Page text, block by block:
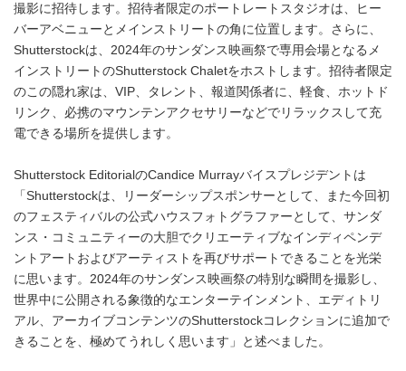
撮影に招待します。招待者限定のポートレートスタジオは、ヒー
バーアベニューとメインストリートの角に位置します。さらに、
Shutterstockは、2024年のサンダンス映画祭で専用会場となるメ
インストリートのShutterstock Chaletをホストします。招待者限定
のこの隠れ家は、VIP、タレント、報道関係者に、軽食、ホットド
リンク、必携のマウンテンアクセサリーなどでリラックスして充
電できる場所を提供します。
Shutterstock EditorialのCandice Murrayバイスプレジデントは
「Shutterstockは、リーダーシップスポンサーとして、また今回初
のフェスティバルの公式ハウスフォトグラファーとして、サンダ
ンス・コミュニティーの大胆でクリエーティブなインディペンデ
ントアートおよびアーティストを再びサポートできることを光栄
に思います。2024年のサンダンス映画祭の特別な瞬間を撮影し、
世界中に公開される象徴的なエンターテインメント、エディトリ
アル、アーカイブコンテンツのShutterstockコレクションに追加で
きることを、極めてうれしく思います」と述べました。